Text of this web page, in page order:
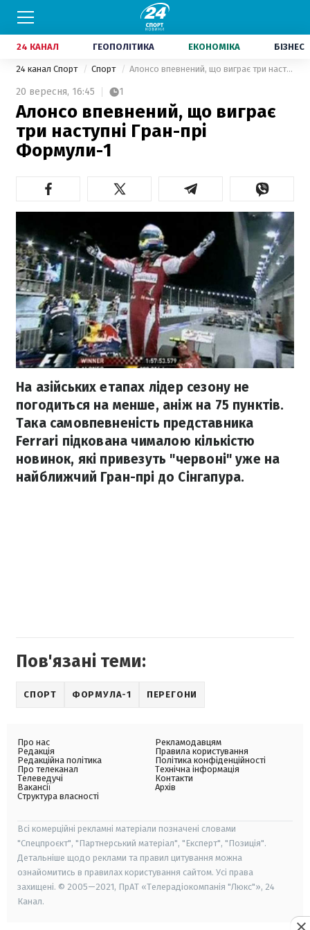
24 КАНАЛ ГЕОПОЛІТИКА ЕКОНОМІКА БІЗНЕС
24 канал Спорт Спорт Алонсо впевнений, що виграє три наступні Гран-прі Формули-1
20 вересня, 16:45 1
Алонсо впевнений, що виграє
три наступні Гран-прі
Формули-1
На азійських етапах лідер сезону не
погодиться на менше, аніж на 75 пунктів.
Така самовпевненість представника
Ferrari підкована чималою кількістю
новинок, які привезуть "червоні" уже на
найближчий Гран-прі до Сінгапура.
Пов'язані теми:
СПОРТ ФОРМУЛА-1 ПЕРЕГОНИ
Про нас
Редакція
Редакційна політика
Про телеканал
Телеведучі
Вакансії
Структура власності
Рекламодавцям
Правила користування
Політика конфіденційності
Технічна інформація
Контакти
Архів
Всі комерційні рекламні матеріали позначені словами
"Спецпроєкт", "Партнерський матеріал", "Експерт", "Позиція".
Детальніше щодо реклами та правил цитування можна
ознайомитись в правилах користування сайтом. Усі права
захищені. © 2005—2021, ПрАТ «Телерадіокомпанія "Люкс"», 24
Канал.